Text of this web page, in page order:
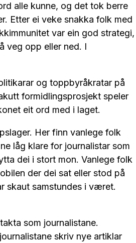
alle kunne, og det tok berre
Etter ei veke snakka folk med
var ein god strategi,
veg opp eller ned. I
og toppbyråkratar på
formidlingsprosjekt speler
eit ord med i laget.
Her finn vanlege folk
låg klare for journalistar som
dei i stort mon. Vanlege folk
der dei sat eller stod på
skaut samstundes i været.
som journalistane.
skriv nye artiklar